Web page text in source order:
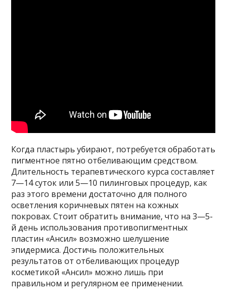
Когда пластырь убирают, потребуется обработать
пигментное пятно отбеливающим средством.
Длительность терапевтического курса составляет
7—14 суток или 5—10 пилинговых процедур, как
раз этого времени достаточно для полного
осветления коричневых пятен на кожных
покровах. Стоит обратить внимание, что на 3—5-
й день использования противопигментных
пластин «Ансил» возможно шелушение
эпидермиса. Достичь положительных
результатов от отбеливающих процедур
косметикой «Ансил» можно лишь при
правильном и регулярном ее применении.